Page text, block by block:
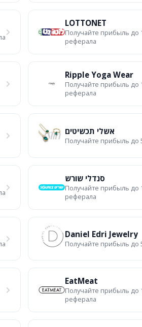
LOTTONET
Получайте прибыль до
реферала
Ripple Yoga Wear
Получайте прибыль до
реферала
אשלי תכשיטים
Получайте прибыль до
סנדלי שורש
Получайте прибыль до
реферала
Daniel Edri Jewelry
Получайте прибыль до
EatMeat
Получайте прибыль до
реферала